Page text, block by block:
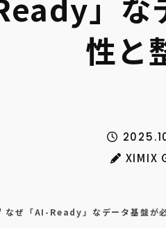
性と
XIMIX
なぜ「AI-Ready」なデータ基盤が